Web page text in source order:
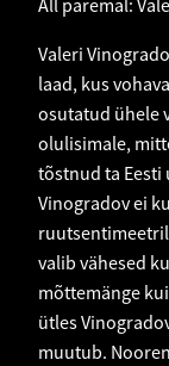
All paremal:
Valeri
laad, kus
osutatud ühele
olulisimale,
tõstnud ta
Vinogradov ei
valib vähesed
mõttemänge
ütles
muutub.